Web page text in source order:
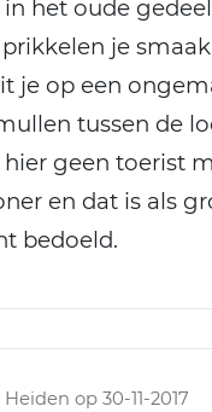
het oude
je
je op een
tussen de
geen toerist
en dat is als
bedoeld.
op 30-11-2017